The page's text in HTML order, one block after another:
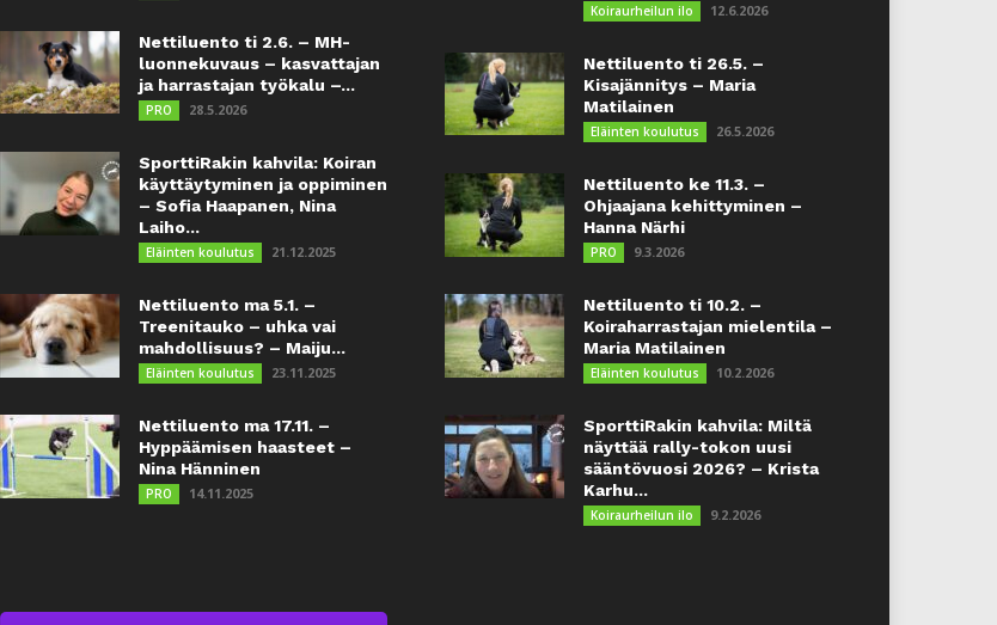
Nettiluento ti 2.6. – MH-
luonnekuvaus – kasvattajan
ja harrastajan työkalu –...
PRO 28.5.2026
SporttiRakin kahvila: Koiran
käyttäytyminen ja oppiminen
– Sofia Haapanen, Nina
Laiho...
Eläinten koulutus 21.12.2025
Nettiluento ma 5.1. –
Treenitauko – uhka vai
mahdollisuus? – Maiju...
Eläinten koulutus 23.11.2025
Nettiluento ma 17.11. –
Hyppäämisen haasteet –
Nina Hänninen
PRO 14.11.2025
Koiraurheilun ilo 12.6.2026
Nettiluento ti 26.5. –
Kisajännitys – Maria
Matilainen
Eläinten koulutus 26.5.2026
Nettiluento ke 11.3. –
Ohjaajana kehittyminen –
Hanna Närhi
PRO 9.3.2026
Nettiluento ti 10.2. –
Koiraharrastajan mielentila –
Maria Matilainen
Eläinten koulutus 10.2.2026
SporttiRakin kahvila: Miltä
näyttää rally-tokon uusi
sääntövuosi 2026? – Krista
Karhu...
Koiraurheilun ilo 9.2.2026